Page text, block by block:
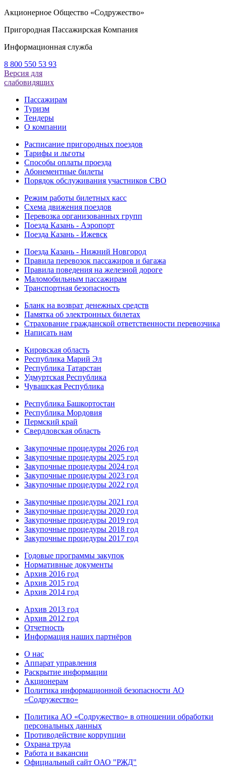
Акционерное Общество «Содружество»
Пригородная Пассажирская Компания
Информационная служба
8 800 550 53 93
Версия для
слабовидящих
Пассажирам
Туризм
Тендеры
О компании
Расписание пригородных поездов
Тарифы и льготы
Способы оплаты проезда
Абонементные билеты
Порядок обслуживания участников СВО
Режим работы билетных касс
Схема движения поездов
Перевозка организованных групп
Поезда Казань - Аэропорт
Поезда Казань - Ижевск
Поезда Казань - Нижний Новгород
Правила перевозок пассажиров и багажа
Правила поведения на железной дороге
Маломобильным пассажирам
Транспортная безопасность
Бланк на возврат денежных средств
Памятка об электронных билетах
Страхование гражданской ответственности перевозчика
Написать нам
Кировская область
Республика Марий Эл
Республика Татарстан
Удмуртская Республика
Чувашская Республика
Республика Башкортостан
Республика Мордовия
Пермский край
Свердловская область
Закупочные процедуры 2026 год
Закупочные процедуры 2025 год
Закупочные процедуры 2024 год
Закупочные процедуры 2023 год
Закупочные процедуры 2022 год
Закупочные процедуры 2021 год
Закупочные процедуры 2020 год
Закупочные процедуры 2019 год
Закупочные процедуры 2018 год
Закупочные процедуры 2017 год
Годовые программы закупок
Нормативные документы
Архив 2016 год
Архив 2015 год
Архив 2014 год
Архив 2013 год
Архив 2012 год
Отчетность
Информация наших партнёров
О нас
Аппарат управления
Раскрытие информации
Акционерам
Политика информационной безопасности АО
«Содружество»
Политика АО «Содружество» в отношении обработки
персональных данных
Противодействие коррупции
Охрана труда
Работа и вакансии
Официальный сайт ОАО "РЖД"